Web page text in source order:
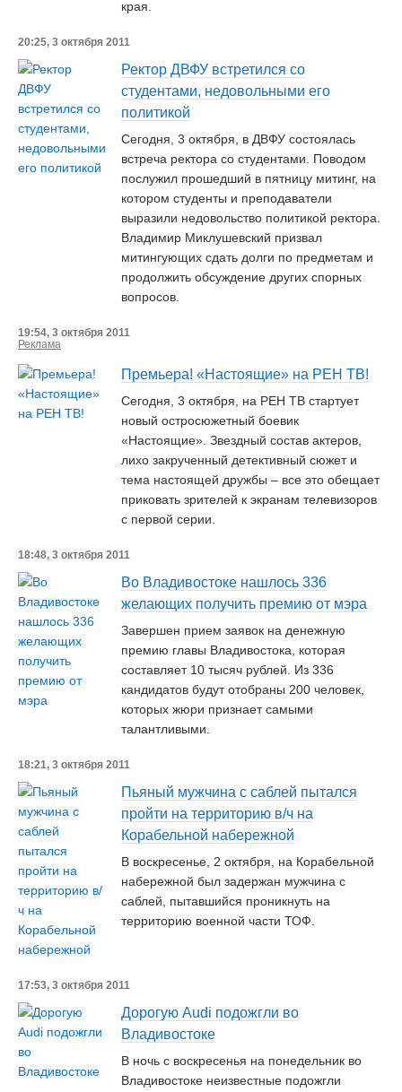
края.
20:25, 3 октября 2011
Ректор ДВФУ встретился со
студентами, недовольными его
политикой
Сегодня, 3 октября, в ДВФУ состоялась
встреча ректора со студентами. Поводом
послужил прошедший в пятницу митинг, на
котором студенты и преподаватели
выразили недовольство политикой ректора.
Владимир Миклушевский призвал
митингующих сдать долги по предметам и
продолжить обсуждение других спорных
вопросов.
19:54, 3 октября 2011
Реклама
Премьера! «Настоящие» на РЕН ТВ!
Сегодня, 3 октября, на РЕН ТВ стартует
новый остросюжетный боевик
«Настоящие». Звездный состав актеров,
лихо закрученный детективный сюжет и
тема настоящей дружбы – все это обещает
приковать зрителей к экранам телевизоров
с первой серии.
18:48, 3 октября 2011
Во Владивостоке нашлось 336
желающих получить премию от мэра
Завершен прием заявок на денежную
премию главы Владивостока, которая
составляет 10 тысяч рублей. Из 336
кандидатов будут отобраны 200 человек,
которых жюри признает самыми
талантливыми.
18:21, 3 октября 2011
Пьяный мужчина с саблей пытался
пройти на территорию в/ч на
Корабельной набережной
В воскресенье, 2 октября, на Корабельной
набережной был задержан мужчина с
саблей, пытавшийся проникнуть на
территорию военной части ТОФ.
17:53, 3 октября 2011
Дорогую Audi подожгли во
Владивостоке
В ночь с воскресенья на понедельник во
Владивостоке неизвестные подожгли